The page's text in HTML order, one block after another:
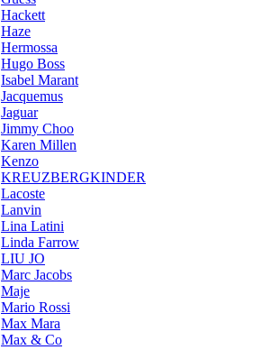
Hackett
Haze
Hermossa
Hugo Boss
Isabel Marant
Jacquemus
Jaguar
Jimmy Choo
Karen Millen
Kenzo
KREUZBERGKINDER
Lacoste
Lanvin
Lina Latini
Linda Farrow
LIU JO
Marc Jacobs
Maje
Mario Rossi
Max Mara
Max & Co